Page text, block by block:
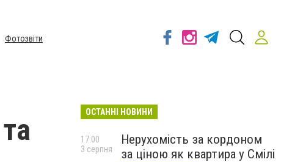
Фотозвіти
ОСТАННІ НОВИНИ
Нерухомість за кордоном
за ціною як квартира у Смілі
17:00
3 серпня